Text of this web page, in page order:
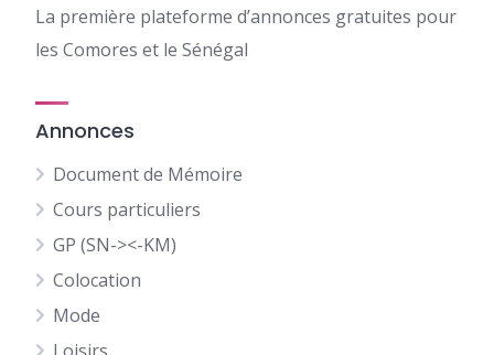
La première plateforme d’annonces gratuites pour
les Comores et le Sénégal
Annonces
Document de Mémoire
Cours particuliers
GP (SN-><-KM)
Colocation
Mode